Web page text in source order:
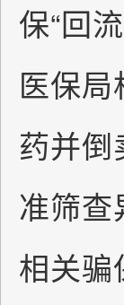
保“回
医保
药并
准筛
相关